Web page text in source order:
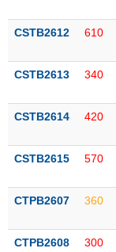
CSTB2612 610
CSTB2613 340
CSTB2614 420
CSTB2615 570
CTPB2607 360
CTPB2608 300
BẤT
SẢN
Mã
chứng
(-)
Cổ
đạo
(-)